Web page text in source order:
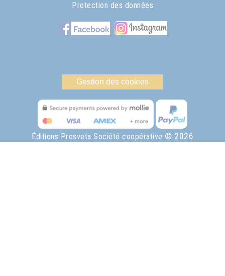
Protection des données
Gestion des cookies
Éditions Prosveta Société coopérative © 2026